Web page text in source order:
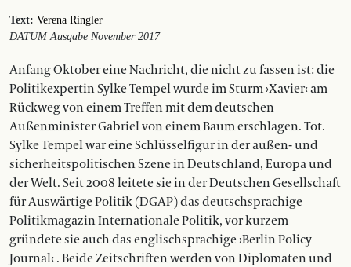
Text: Verena Ringler
DATUM Ausgabe November 2017
Anfang Oktober eine Nachricht, die nicht zu fassen ist: die
Politikexpertin Sylke Tempel wurde im Sturm ›Xavier‹ am
Rückweg von einem Treffen mit dem deutschen
Außenminister Gabriel von einem Baum erschlagen. Tot.
Sylke Tempel war eine Schlüsselfigur in der außen- und
sicherheitspolitischen Szene in Deutschland, Europa und
der Welt. Seit 2008 leitete sie in der Deutschen Gesellschaft
für Auswärtige Politik (DGAP) das deutschsprachige
Politikmagazin Internationale Politik, vor kurzem
gründete sie auch das englischsprachige ›Berlin Policy
Journal‹ . Beide Zeitschriften werden von Diplomaten und